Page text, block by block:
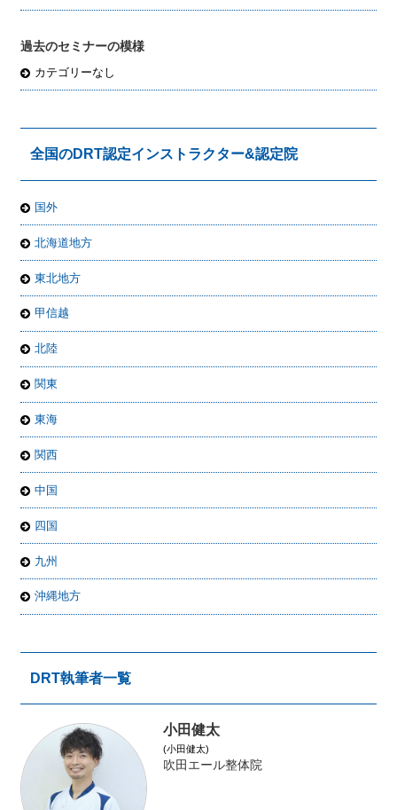
過去のセミナーの模様
カテゴリーなし
全国のDRT認定インストラクター&認定院
国外
北海道地方
東北地方
甲信越
北陸
関東
東海
関西
中国
四国
九州
沖縄地方
DRT執筆者一覧
小田健太
(小田健太)
吹田エール整体院